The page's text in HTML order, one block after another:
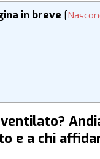
in breve [
e a chi